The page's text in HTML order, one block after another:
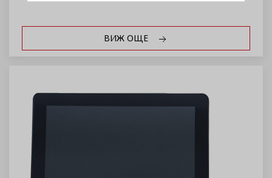
ВИЖ ОЩЕ